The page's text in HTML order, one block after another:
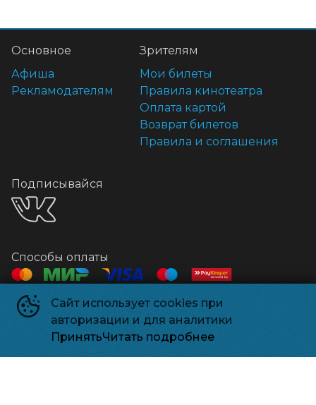
Сайт использует cookies при
авторизации и для аналитики
ПринятьЧитать подробнее
Основное
Афиша
Рекламодателям
Зрителям
Мои билеты
Правила кинотеатра
Оплата картой
Возврат билетов
Правила и соглашения
Подписывайся
Способы оплаты
Контакты
+7 918 541-18-18